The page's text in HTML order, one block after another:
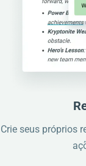
Crie seus próprios